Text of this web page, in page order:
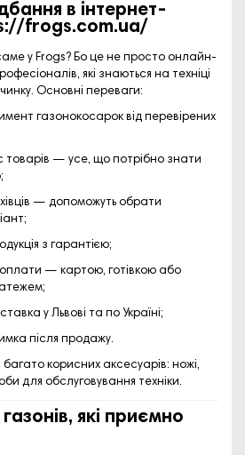
в інтернет-
frogs.com.ua/
у Frogs? Бо це не просто онлайн-
які знаються на техніці
Основні переваги:
газонокосарок від перевірених
— усе, що потрібно знати
— допоможуть обрати
з гарантією;
— картою, готівкою або
у Львові та по Україні;
після продажу.
багато корисних аксесуарів: ножі,
для обслуговування техніки.
які приємно